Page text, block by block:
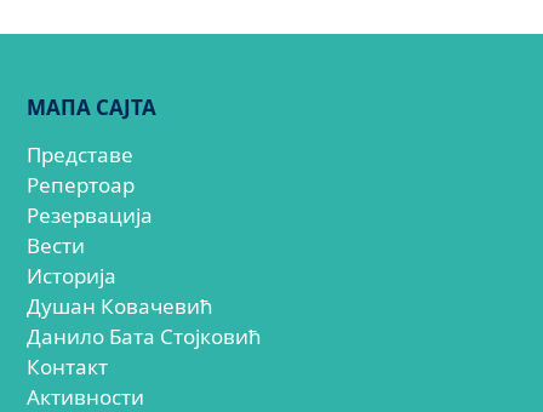
МАПА САЈТА
Представе
Репертоар
Резервација
Вести
Историја
Душан Ковачевић
Данило Бата Стојковић
Контакт
Активности